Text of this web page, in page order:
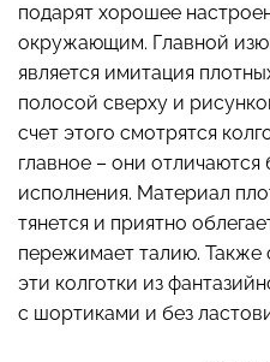
подарят хорошее
окружающим. Главной
является имитация
полосой сверху и
счет этого смотрятся
главное – они
исполнения. Материал
тянется и приятно
пережимает талию. Также
эти колготки из
с шортиками и без
Бесшовные леггинсы
LEGGINGS (черный) Giulia
482 грн.689 грн.